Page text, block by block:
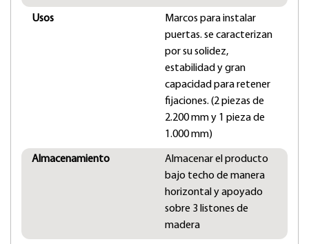
Usos
Marcos para instalar
puertas. se caracterizan
por su solidez,
estabilidad y gran
capacidad para retener
fijaciones. (2 piezas de
2.200 mm y 1 pieza de
1.000 mm)
Almacenamiento
Almacenar el producto
bajo techo de manera
horizontal y apoyado
sobre 3 listones de
madera